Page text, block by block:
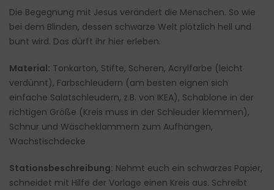
Die Begegnung mit Jesus verändert die Menschen. So wie
bei dem Blinden, dessen schwarze Welt plötzlich hell und
bunt wird. Das dürft ihr hier erleben.
Material: Tonkarton, Stifte, Scheren, Acrylfarbe (leicht
verdünnt), Farbschleudern (am besten eignen sich
einfache Salatschleudern, z.B. von IKEA), Schablone in der
richtigen Größe (Kreis muss in der Schleuder klemmen),
Schnur und Wäscheklammern zum Aufhängen,
Wachstischdecke
Stationsbeschreibung: Nehmt euch ein schwarzes Papier,
schneidet mit Hilfe der Vorlage einen Kreis aus. Schreibt